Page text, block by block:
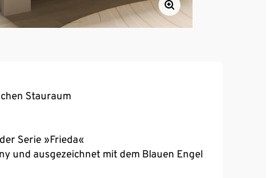
Stauraum
Serie »Frieda«
und ausgezeichnet mit dem Blauen Engel